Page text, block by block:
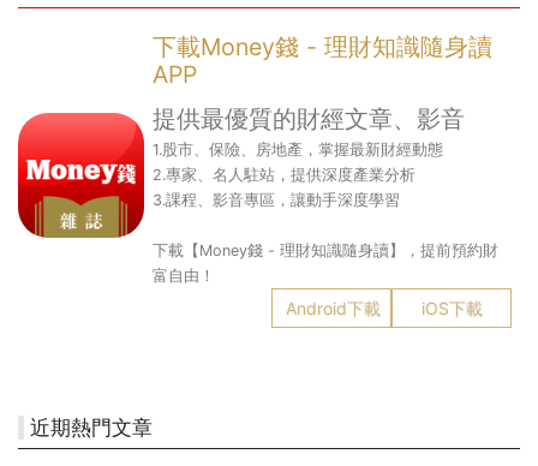
下載Money錢 - 理財知識隨身讀
APP
提供最優質的財經文章、影音
1.股市、保險、房地產，掌握最新財經動態
2.專家、名人駐站，提供深度產業分析
3.課程、影音專區，讓動手深度學習
下載【Money錢 - 理財知識隨身讀】，提前預約財
富自由！
Android下載 iOS下載
近期熱門文章